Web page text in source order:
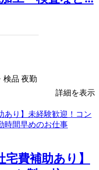
検品 夜勤
詳細を表示
宅費補助あり】